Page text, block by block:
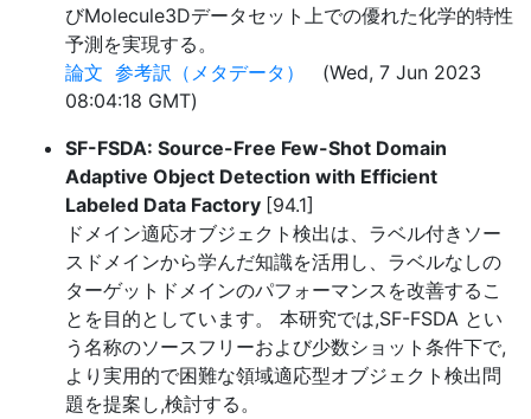
びMolecule3Dデータセット上での優れた化学的特性
予測を実現する。
論文 参考訳（メタデータ）
(Wed, 7 Jun 2023
08:04:18 GMT)
SF-FSDA: Source-Free Few-Shot Domain
Adaptive Object Detection with Efficient
Labeled Data Factory [94.1]
ドメイン適応オブジェクト検出は、ラベル付きソー
スドメインから学んだ知識を活用し、ラベルなしの
ターゲットドメインのパフォーマンスを改善するこ
とを目的としています。 本研究では,SF-FSDA とい
う名称のソースフリーおよび少数ショット条件下で,
より実用的で困難な領域適応型オブジェクト検出問
題を提案し,検討する。